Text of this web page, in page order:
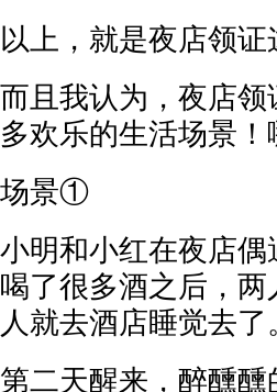
以上，就是夜店领
而且我认为，夜店
多欢乐的生活场景
场景①
小明和小红在夜店
喝了很多酒之后，
人就去酒店睡觉去了
第二天醒来，醉醺